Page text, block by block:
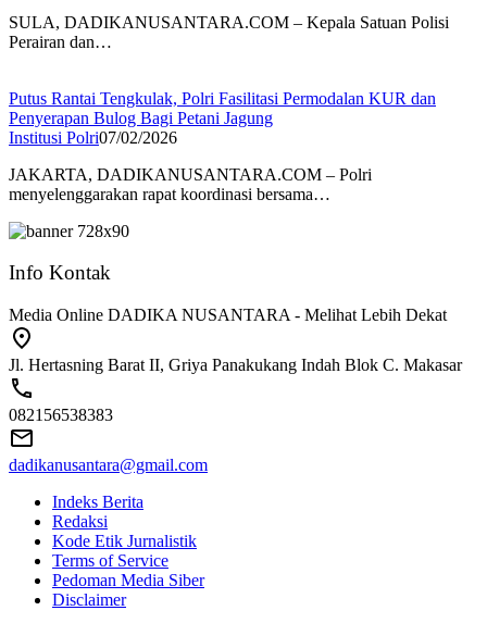
SULA, DADIKANUSANTARA.COM – Kepala Satuan Polisi
Perairan dan…
Putus Rantai Tengkulak, Polri Fasilitasi Permodalan KUR dan
Penyerapan Bulog Bagi Petani Jagung
Institusi Polri07/02/2026
JAKARTA, DADIKANUSANTARA.COM – Polri
menyelenggarakan rapat koordinasi bersama…
Info Kontak
Media Online DADIKA NUSANTARA - Melihat Lebih Dekat
Jl. Hertasning Barat II, Griya Panakukang Indah Blok C. Makasar
082156538383
dadikanusantara@gmail.com
Indeks Berita
Redaksi
Kode Etik Jurnalistik
Terms of Service
Pedoman Media Siber
Disclaimer